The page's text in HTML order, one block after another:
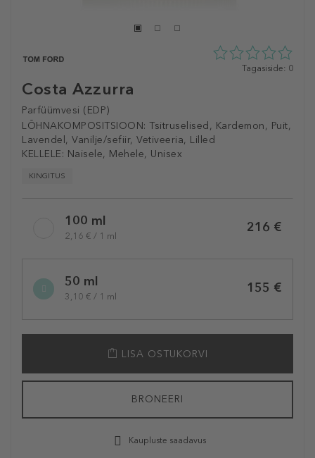
Costa Azzurra
Parfüümvesi (EDP)
LÕHNAKOMPOSITSIOON: Tsitruselised, Kardemon, Puit,
Lavendel, Vanilje/sefiir, Vetiveeria, Lilled
KELLELE: Naisele, Mehele, Unisex
KINGITUS
0
Tagasiside: 0
variation100 ml
2,16 € / 1 ml
216 €
50 ml
3,10 € / 1 ml
155 €
LISA OSTUKORVI
BRONEERI
Kaupluste saadavus